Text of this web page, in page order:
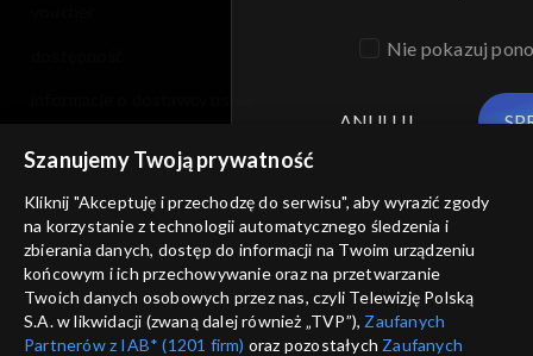
Nie pokazuj
ANULUJ
Szanujemy Twoją prywatność
Kliknij "Akceptuję i przechodzę do serwisu", aby wyrazić zgody
na korzystanie z technologii automatycznego śledzenia i
zbierania danych, dostęp do informacji na Twoim urządzeniu
końcowym i ich przechowywanie oraz na przetwarzanie
Twoich danych osobowych przez nas, czyli Telewizję Polską
S.A. w likwidacji (zwaną dalej również „TVP”), Zaufanych
Partnerów z IAB* (1201 firm) oraz pozostałych Zaufanych